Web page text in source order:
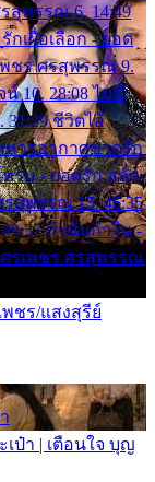
สุพรรณ 6. 14:49
กเผื่อเลือก - ยอด
พชร ศรสุพรรณ 9.
10. 28:08 ไม่มี
31:29 ชีวิตไอ้
หารอากาศขาดรัก
ทรม - ยอดรัก สลัก
รสุพรรณ 15. 46:35
กำนันกำใน -
ศรเพชร ศรสุพรรณ
พชร/แสงสุรีย์
เป๋า | เตือนใจ บุญ